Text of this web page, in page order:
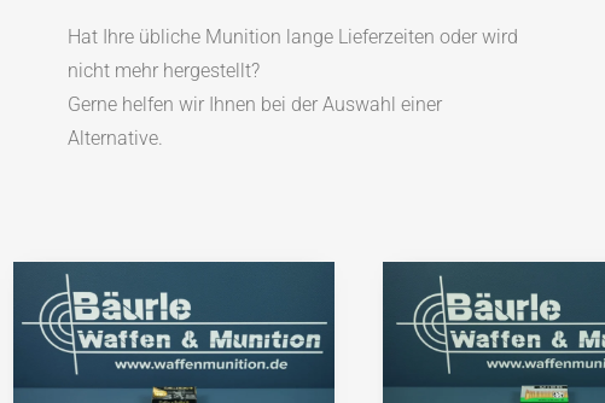
Hat Ihre übliche Munition lange Lieferzeiten oder wird
nicht mehr hergestellt?
Gerne helfen wir Ihnen bei der Auswahl einer
Alternative.